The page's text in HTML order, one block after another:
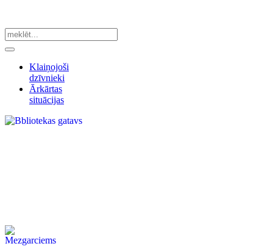
Klaiņojoši
dzīvnieki
Ārkārtas
situācijas